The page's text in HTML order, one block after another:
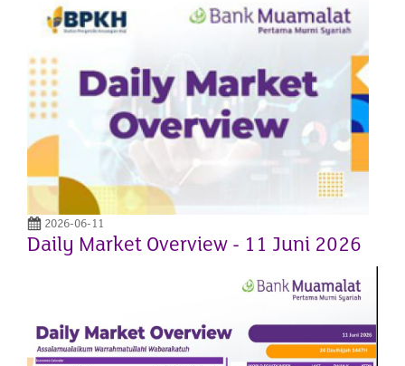
2026-06-11
Daily Market Overview - 11 Juni 2026